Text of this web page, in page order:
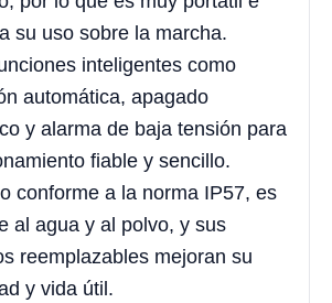
su uso sobre la marcha.
inteligentes como
automática, apagado
y alarma de baja tensión para
fiable y sencillo.
conforme a la norma IP57, es
al agua y al polvo, y sus
reemplazables mejoran su
y vida útil.